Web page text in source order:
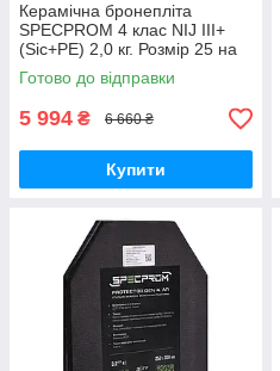
Керамічна бронепліта
SPECPROM 4 клас NIJ III+
(Sic+PE) 2,0 кг. Розмір 25 на
30 см. Чорний
Готово до відправки
5 994 ₴ 6 660 ₴
Купити